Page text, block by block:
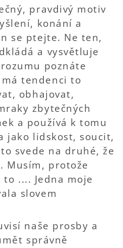
pravdivý motiv
konání a
se ptejte. Ne ten,
a vysvětluje
poznáte
tendenci to
obhajovat,
zbytečných
a používá k tomu
jako lidskost, soucit,
svede na druhé, že
Musím, protože
.... Jedna moje
slovem
naše prosby a
správně